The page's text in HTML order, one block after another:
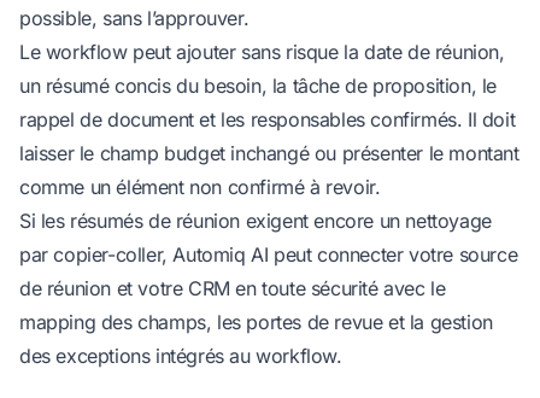
possible, sans l’approuver.
Le workflow peut ajouter sans risque la date de réunion,
un résumé concis du besoin, la tâche de proposition, le
rappel de document et les responsables confirmés. Il doit
laisser le champ budget inchangé ou présenter le montant
comme un élément non confirmé à revoir.
Si les résumés de réunion exigent encore un nettoyage
par copier-coller, Automiq AI peut connecter votre source
de réunion et votre CRM en toute sécuritéavec le
mapping des champs, les portes de revue et la gestion
des exceptions intégrés au workflow.